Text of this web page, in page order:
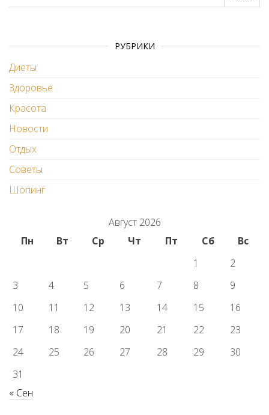
РУБРИКИ
Диеты
Здоровье
Красота
Новости
Отдых
Советы
Шопинг
Август 2026
Пн
Вт Ср Чт Пт Сб
Вс
1
2
3
4 5 6 7 8
9
10
11 12 13 14 15
16
17
18 19 20 21 22
23
24
25 26 27 28 29
30
31
« Сен